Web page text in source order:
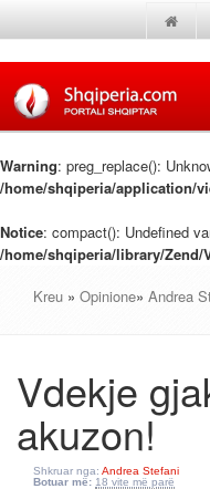
Warning: preg_replace():
/home/shqiperia/application/
Notice: compact(): Undefined
/home/shqiperia/library/Zend/
Kreu » Opinione» Andrea
Vdekje
akuzon!
Shkruar nga: Andrea Stefani
Botuar më: 18 vite më parë